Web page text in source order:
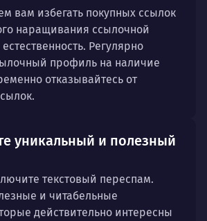
вам избегать покупных ссылок
наращивания ссылочной
Регулярно
профиль на наличие
отказывайтесь от
уникальный и полезный
текстовый переспам.
и читабельные
действительно интересны